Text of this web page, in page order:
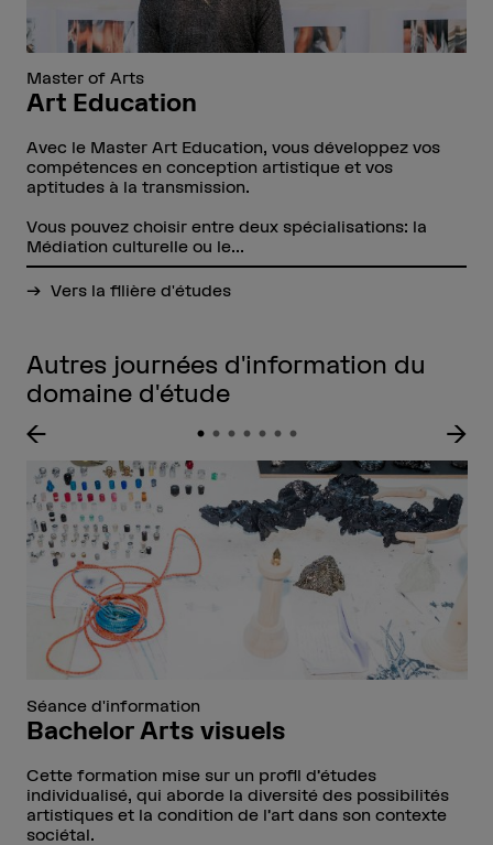
Master of Arts
Art Education
Avec le Master Art Education, vous développez vos
compétences en conception artistique et vos
aptitudes à la transmission.
Vous pouvez choisir entre deux spécialisations: la
Médiation culturelle ou le...
Vers la filière d'études
Autres journées d'information du
domaine d'étude
Séance d'information
Bachelor Arts visuels
Cette formation mise sur un profil d’études
individualisé, qui aborde la diversité des possibilités
artistiques et la condition de l’art dans son contexte
sociétal.